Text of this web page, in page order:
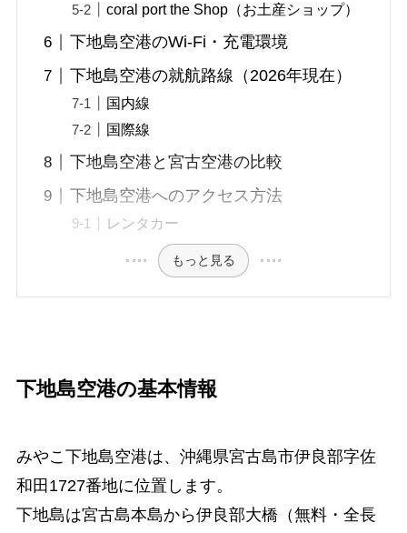
coral port the Shop（お土産ショップ）
下地島空港のWi-Fi・充電環境
下地島空港の就航路線（2026年現在）
国内線
国際線
下地島空港と宮古空港の比較
下地島空港へのアクセス方法
レンタカー
もっと見る
下地島空港の基本情報
みやこ下地島空港は、沖縄県宮古島市伊良部字佐
和田1727番地に位置します。
下地島は宮古島本島から伊良部大橋（無料・全長